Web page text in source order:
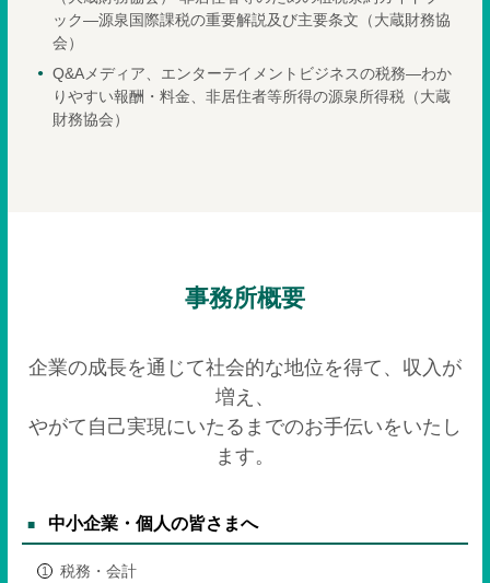
ック―源泉国際課税の重要解説及び主要条文（大蔵財務協
会）
Q&Aメディア、エンターテイメントビジネスの税務―わか
りやすい報酬・料金、非居住者等所得の源泉所得税（大蔵
財務協会）
事務所概要
企業の成長を通じて社会的な地位を得て、収入が
増え、
やがて自己実現にいたるまでのお手伝いをいたし
ます。
中小企業・個人の皆さまへ
税務・会計